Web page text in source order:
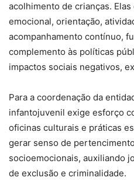
acolhimento de crianças.
emocional, orientação,
acompanhamento contínuo,
complemento às políticas
impactos sociais negativos,
Para a coordenação da
infantojuvenil exige esforço
oficinas culturais e práticas
gerar senso de
socioemocionais, auxiliando
de exclusão e criminalidade.